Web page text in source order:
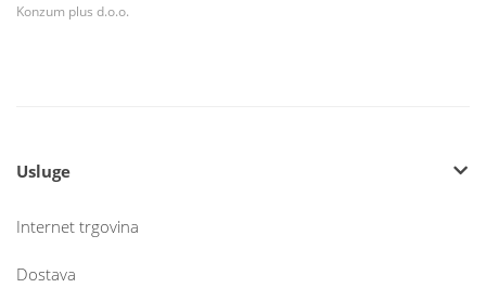
Konzum plus d.o.o.
Usluge
Internet trgovina
Dostava